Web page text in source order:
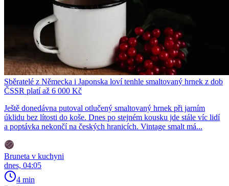
Sběratelé z Německa i Japonska loví tenhle smaltovaný hrnek z dob
ČSSR platí až 6 000 Kč
Ještě donedávna putoval otlučený smaltovaný hrnek při jarním
úklidu bez lítosti do koše. Dnes po stejném kousku jde stále víc lidí
a poptávka nekončí na českých hranicích. Vintage smalt má...
Bruneta v kuchyni
dnes, 04:05
4 min